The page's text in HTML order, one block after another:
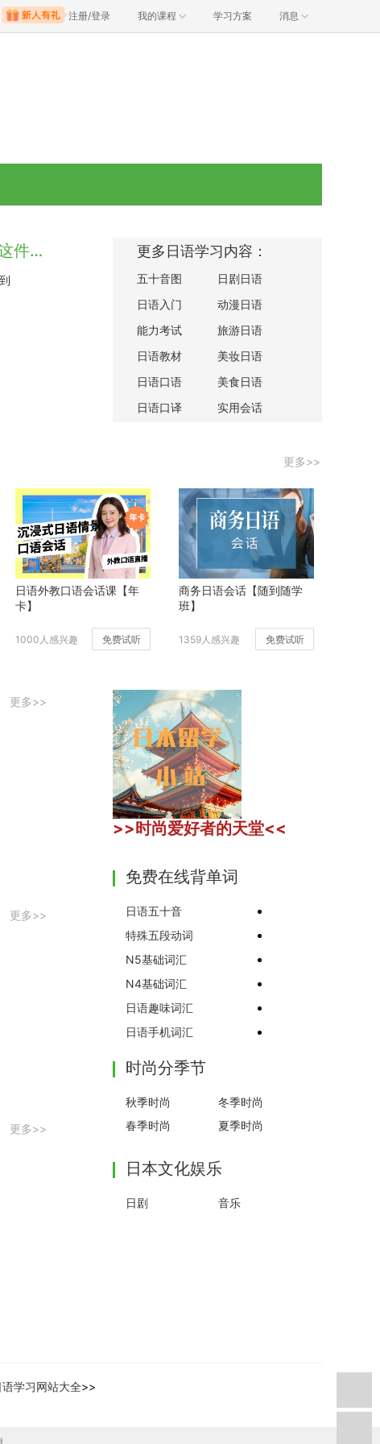
注册/登录 我的课程 学习方案 消息
2019年秋季日本流行这样穿
樱花妹为啥个个都这么白？是因为她们每天都做这件事！ 更多日语学习内容：
五十音图
日剧日语
日语入门
动漫日语
能力考试
旅游日语
日语教材
美妆日语
日语口语
美食日语
日语口译
实用会话
更多>>
日语外教口语会话课【年
卡】
1000人感兴趣 免费试听
商务日语会话【随到随学
班】
1359人感兴趣 免费试听
更多>>
更多>>
更多>>
>>时尚爱好者的天堂<<
免费在线背单词
日语五十音
特殊五段动词
N5基础词汇
N4基础词汇
日语趣味词汇
日语手机词汇
时尚分季节
秋季时尚
冬季时尚
春季时尚
夏季时尚
日本文化娱乐
日剧 音乐
语学习网站大全>>